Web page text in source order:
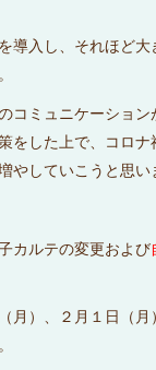
導入し、それほど大
コミュニケーショ
をした上で、コロナ
やしていこうと思い
カルテの変更および
月）、２月１日（